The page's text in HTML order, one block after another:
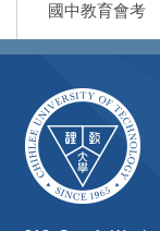
國中教育會考